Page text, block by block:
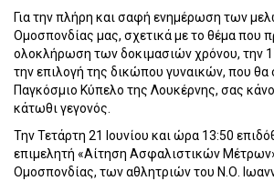
Για την πλήρη και σαφή ενημέρωση των
Ομοσπονδίας μας, σχετικά με το θέμα που
ολοκλήρωση των δοκιμασιών χρόνου, την
την επιλογή της δικώπου γυναικών, που θα
Παγκόσμιο Κύπελο της Λουκέρνης, σας
κάτωθι γεγονός.
Την Τετάρτη 21 Ιουνίου και ώρα 13:50
επιμελητή «Αίτηση Ασφαλιστικών
Ομοσπονδίας, των αθλητριών του Ν.Ο.